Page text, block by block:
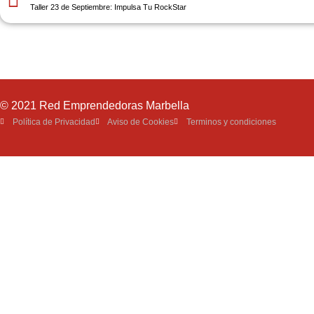
Taller 23 de Septiembre: Impulsa Tu RockStar
© 2021 Red Emprendedoras Marbella
Política de Privacidad Aviso de Cookies Terminos y condiciones